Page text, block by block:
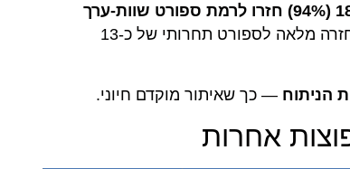
17 מתוך 18 (94%) חזרו לרמת ספורט שוות-ערך
, עם זמן חזרה לאימון של כ-8 שבועות וחזרה מלאה לספורט תחרותי של כ-13
הניתוח — כך שאיתור מוקדם חיוני.